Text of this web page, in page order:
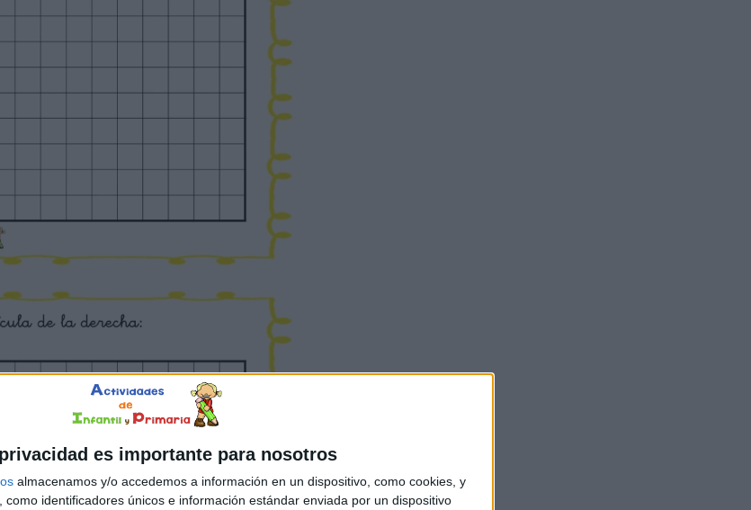
es importante para nosotros
almacenamos y/o accedemos a información en un dispositivo, como cookies, y
como identificadores únicos e información estándar enviada por un dispositivo